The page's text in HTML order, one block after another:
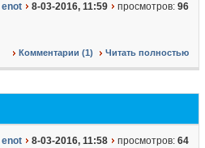
enot 8-03-2016, 11:59 просмотров: 96
Комментарии (1) Читать полностью
enot 8-03-2016, 11:58 просмотров: 64